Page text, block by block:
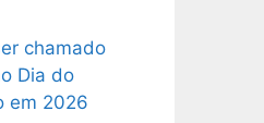
chamado
Dia do
em 2026